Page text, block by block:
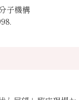
子機構